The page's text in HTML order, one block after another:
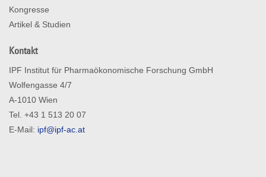
Kongresse
Artikel & Studien
Kontakt
IPF Institut für Pharmaökonomische Forschung GmbH
Wolfengasse 4/7
A-1010 Wien
Tel. +43 1 513 20 07
E-Mail: ipf@ipf-ac.at